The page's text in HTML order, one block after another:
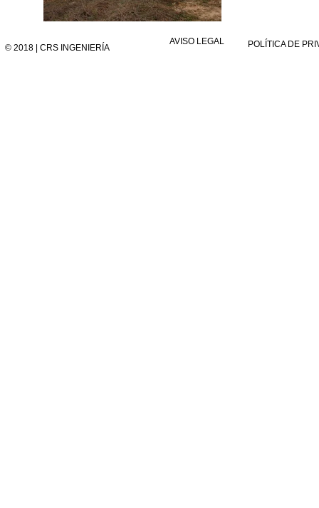
© 2018 | CRS INGENIERÍA POLÍTICA DE
AVISO LEGAL